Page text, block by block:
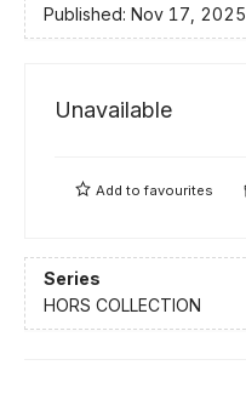
Published: Nov 17, 2025
Unavailable
Add tofavourites
Series
HORS COLLECTION